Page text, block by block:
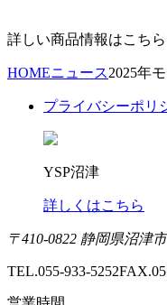
詳しい商品情報はこち
HOMEニュース2025年
プライバシーポリ
YSP沼津
詳しくはこちら
〒410-0822 静岡県沼津
TEL.055-933-5252